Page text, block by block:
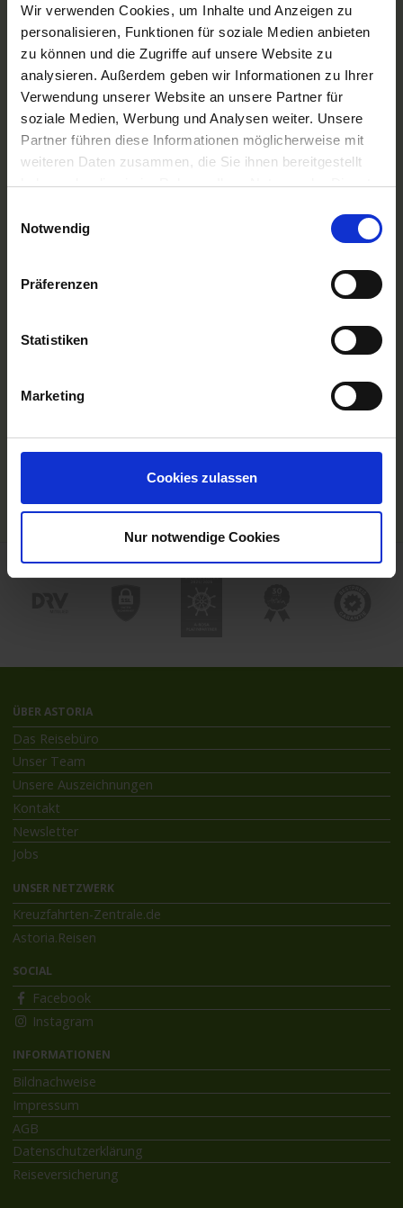
Wir verwenden Cookies, um Inhalte und Anzeigen zu
personalisieren, Funktionen für soziale Medien anbieten
zu können und die Zugriffe auf unsere Website zu
analysieren. Außerdem geben wir Informationen zu Ihrer
Verwendung unserer Website an unsere Partner für
soziale Medien, Werbung und Analysen weiter. Unsere
Partner führen diese Informationen möglicherweise mit
weiteren Daten zusammen, die Sie ihnen bereitgestellt
haben oder die sie im Rahmen Ihrer Nutzung der Dienste
Notwendig
Präferenzen
Statistiken
Marketing
Cookies zulassen
Nur notwendige Cookies
A-ROSA Flussschiff GmbH
Nicko Cruises Flussreisen
PLANTOURS Kreuzfahrten
AMADEUS Flusskreuzfahrten
1AVista Flussreisen
TOP Reiseziele
Flussreisen Deutschland
Flussreise Osteuropa
Asien Flusskreuzfahrten
Nilkreuzfahrt
MS Alina
MS Anesha
MS Elegant Lady
TOP Themen
Flussreisen mit An- und Abreise
Deutschsprachiger Gästeservice
Last Minute Flusskreuzfahrten
Kreuzfahrthäfen
ÜBER ASTORIA
Das Reisebüro
Unser Team
Unsere Auszeichnungen
Kontakt
Newsletter
Jobs
UNSER NETZWERK
Kreuzfahrten-Zentrale.de
Astoria.Reisen
SOCIAL
Facebook
Instagram
INFORMATIONEN
Bildnachweise
Impressum
AGB
Datenschutzerklärung
Reiseversicherung